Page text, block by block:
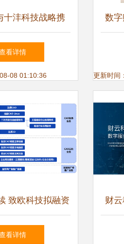
十沣科技战略携
自主核心技术瓶
颈
看详情
08 01:10:36
数
会
更新时间
致欧科技拟融资
聚焦软件技术研
看详情
财
发